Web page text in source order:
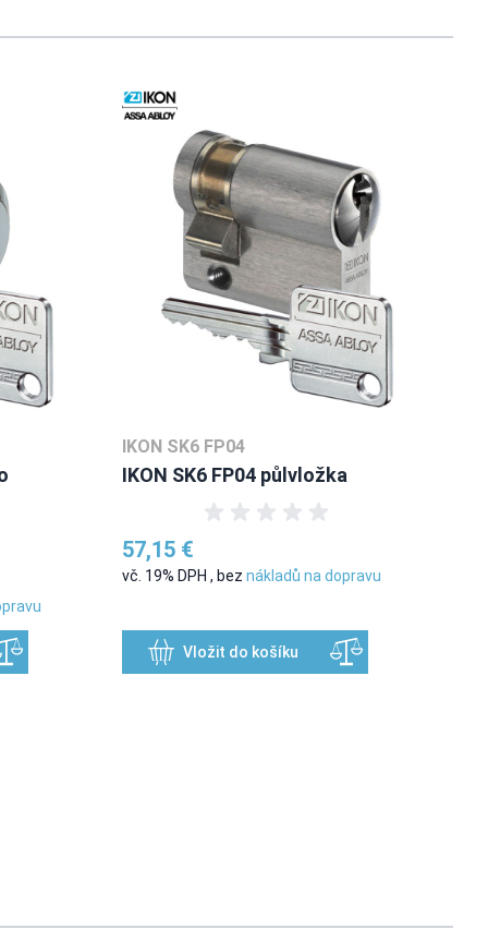
IKON SK6 FP04
IKON SK6 FP04 půlvložka
57,15 €
vč. 19% DPH , bez nákladů na dopravu
Vložit do košíku